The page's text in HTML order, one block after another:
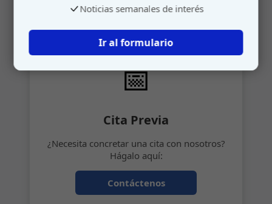
manera rápida y sencilla.
📅
Cita Previa
¿Necesita concretar una cita con nosotros?
Hágalo aquí:
Contáctenos
Noticias semanales de interés
Ir al formulario